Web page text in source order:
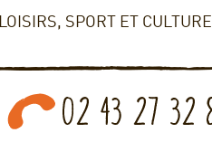
LOISIRS, SPORT ET CULTURE